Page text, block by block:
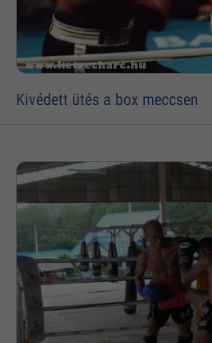
Kivédett ütés a box meccsen